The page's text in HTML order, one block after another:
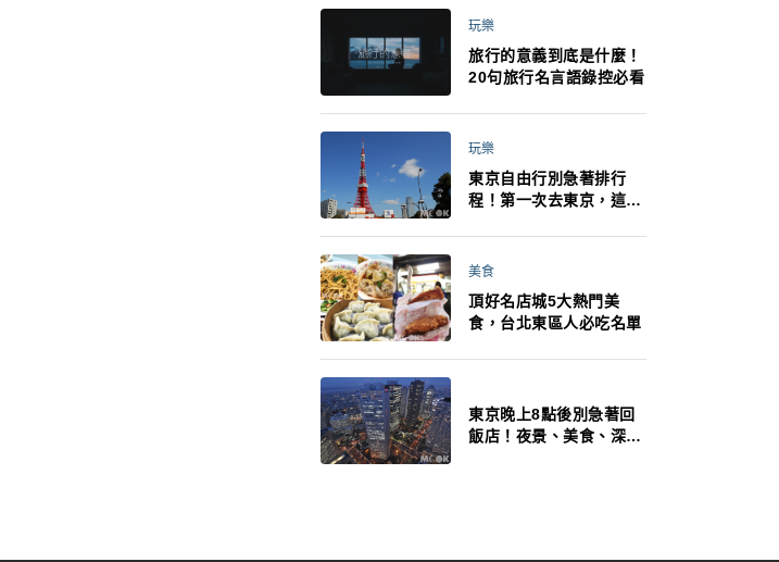
玩樂
旅行的意義到底是什麼！
20句旅行名言語錄控必看
玩樂
東京自由行別急著排行
程！第一次去東京，這10
美食
頂好名店城5大熱門美
食，台北東區人必吃名單
東京晚上8點後別急著回
飯店！夜景、美食、深夜